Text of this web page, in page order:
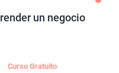
un negocio
Curso Gratuito